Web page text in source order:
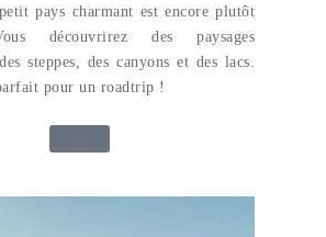
pays charmant est encore plutôt
découvrirez des paysages
steppes, des canyons et des lacs.
pour un roadtrip !